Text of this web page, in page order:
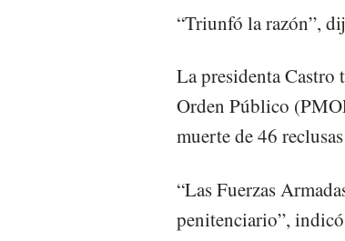
“Triunfó la razón”,
La presidenta
Orden Público
muerte de 46
“Las Fuerzas
penitenciario”,